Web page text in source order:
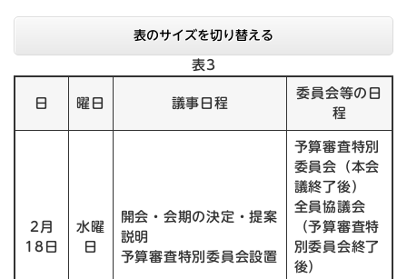
表のサイズを切り替える
表3
日 曜日 議事日程
委員会等の日
程
2月
18日
水曜
日
開会・会期の決定・提案
説明
予算審査特別委員会設置
予算審査特別
委員会（本会
議終了後）
全員協議会
（予算審査特
別委員会終了
後）